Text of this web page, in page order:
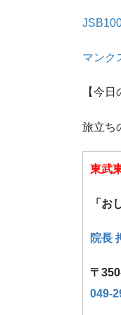
マンク
【今日
旅立
東武
「お
院長
〒
049-